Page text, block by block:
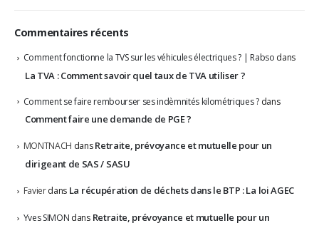
Commentaires récents
Comment fonctionne la TVS sur les véhicules électriques ? | Rabso dans
La TVA : Comment savoir quel taux de TVA utiliser ?
Comment se faire rembourser ses indèmnités kilométriques ?dans
Comment faire une demande de PGE ?
MONTNACH dansRetraite, prévoyance et mutuelle pour un
dirigeant de SAS / SASU
Favierdans La récupération de déchets dans le BTP : La loi AGEC
Yves SIMON dans Retraite, prévoyance et mutuelle pour un